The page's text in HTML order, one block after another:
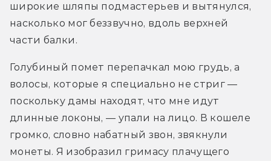
широкие шляпы подмастерьев и вытянулся,
насколько мог беззвучно, вдоль верхней
части балки.
Голубиный помет перепачкал мою грудь, а
волосы, которые я специально не стриг —
поскольку дамы находят, что мне идут
длинные локоны, — упали на лицо. В кошеле
громко, словно набатный звон, звякнули
монеты. Я изобразил гримасу плачущего